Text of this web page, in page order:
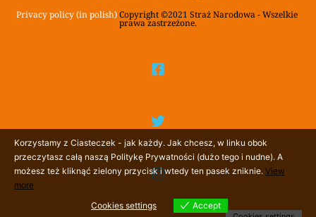
Privacy policy (in polish) Copyright ©2021 Straż Narodowa - Wszelkie
prawa zastrzeżone.
Korzystamy z Ciasteczek - jak każdy. Jak chcesz, w linku obok
przeczytasz całą naszą Politykę Prywatności (dużo tego i nudne). A
możesz też kliknąć zielony przycisk i wtedy ten pasek zniknie. View
more
Cookies settings
Accept